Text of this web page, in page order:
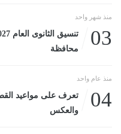
منذ شهر واحد
03
محافظة
منذ عام واحد
04
تعرف على مواعيد
والعكس